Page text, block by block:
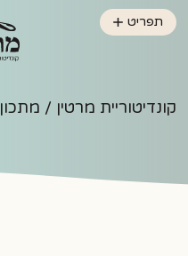
תפריט
קונדיטוריית מרטין / מתכון